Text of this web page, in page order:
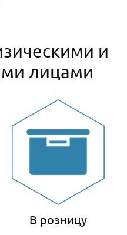
и
лицами
В розницу